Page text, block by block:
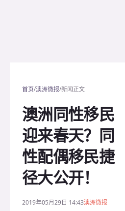
首页/澳洲微报/新闻正文
澳洲同性移民
迎来春天？同
性配偶移民捷
径大公开！
2019年05月29日 14:43澳洲微报